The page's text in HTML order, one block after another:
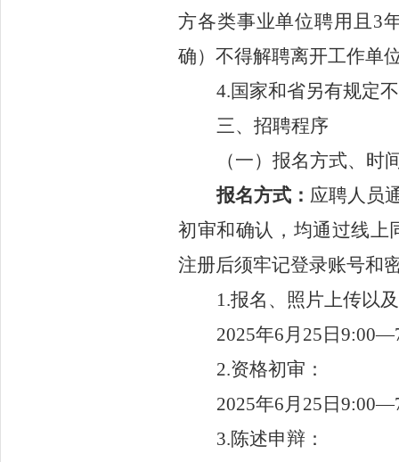
方各类事业单位聘用且 3
确）不得解聘离开工作单
4.国家和省另有规定
三、 招聘程序
（一） 报名方式、时
报名方式 ： 应聘人员
初审和确认，均通过线上
注册后须牢记登录账号和
1.报名、照片上传以
2025年6月 25 日 9:00—
2.资格初审：
2025年6月 25 日 9:00—
3.陈述申辩 ：